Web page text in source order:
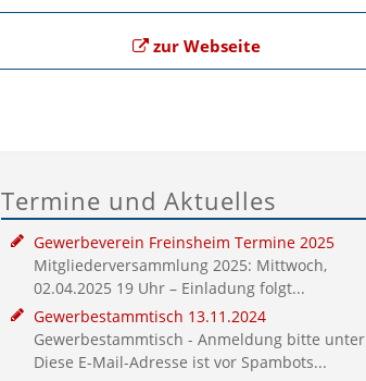
zur Webseite
Termine und Aktuelles
Gewerbeverein Freinsheim Termine 2025
Mitgliederversammlung 2025: Mittwoch,
02.04.2025 19 Uhr – Einladung folgt...
Gewerbestammtisch 13.11.2024
Gewerbestammtisch - Anmeldung bitte unter
Diese E-Mail-Adresse ist vor Spambots...